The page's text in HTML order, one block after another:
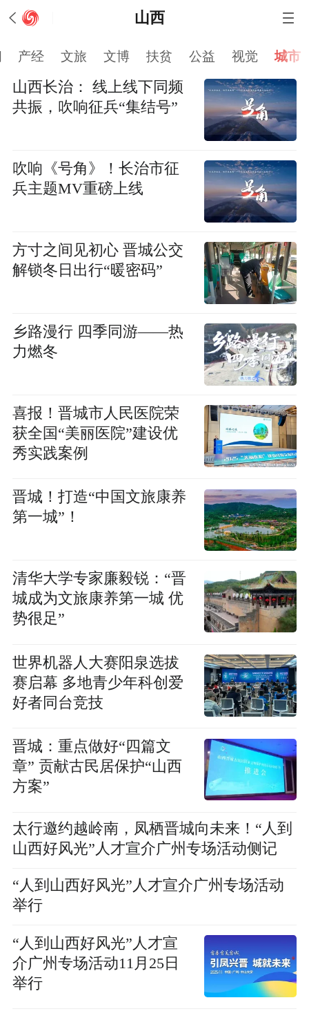
山西
产经 文旅 文博 扶贫 公益 视觉 城市
山西长治： 线上线下同频
共振，吹响征兵“集结号”
吹响《号角》！长治市征
兵主题MV重磅上线
方寸之间见初心 晋城公交
解锁冬日出行“暖密码”
乡路漫行 四季同游——热
力燃冬
喜报！晋城市人民医院荣
获全国“美丽医院”建设优
秀实践案例
晋城！打造“中国文旅康养
第一城”！
清华大学专家廉毅锐：“晋
城成为文旅康养第一城 优
势很足”
世界机器人大赛阳泉选拔
赛启幕 多地青少年科创爱
好者同台竞技
晋城：重点做好“四篇文
章” 贡献古民居保护“山西
方案”
太行邀约越岭南，凤栖晋城向未来！“人到
山西好风光”人才宣介广州专场活动侧记
“人到山西好风光”人才宣介广州专场活动
举行
“人到山西好风光”人才宣
介广州专场活动11月25日
举行